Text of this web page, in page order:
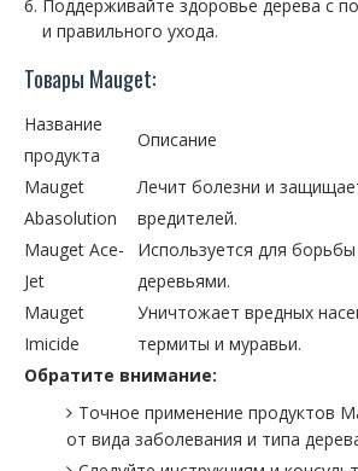
Поддерживайте здоровье дерева с
и правильного ухода.
Товары Mauget:
Название
продукта
Описание
Mauget
Abasolution
Лечит болезни и
вредителей.
Mauget Ace-
Jet
Используется для
деревьями.
Mauget
Imicide
Уничтожает вредных
термиты и муравьи.
Обратите внимание:
Точное применение продуктов
от вида заболевания и типа